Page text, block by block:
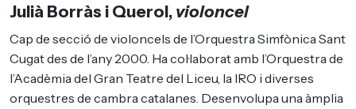
Julià Borràs i Querol, violoncel
Cap de secció de violoncels de l’Orquestra Simfònica Sant
Cugat des de l’any 2000. Ha col·laborat amb l’Orquestra de
l’Acadèmia del Gran Teatre del Liceu, la IRO i diverses
orquestres de cambra catalanes. Desenvolupa una àmplia